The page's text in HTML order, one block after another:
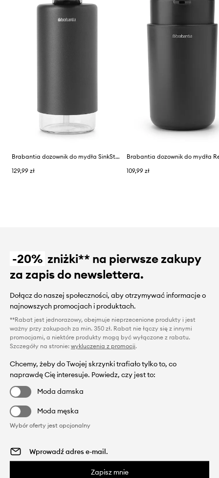
Brabantia dozownik do mydła SinkStyle 200 ml
129,99 zł
109,99 zł
-20% zniżki** na pierwsze zakupy
za zapis do newslettera.
Dołącz do naszej społeczności, aby otrzymywać informacje o
najnowszych promocjach i produktach.
**Rabat jest jednorazowy, obejmuje nieprzecenione produkty i jest
ważny przy zakupach za min. 350 zł. Rabat nie łączy się z innymi
promocjami, a niektóre produkty mogą być wyłączone z rabatu.
Szczegóły na stronie: wykluczenia z promocji.
Chcemy, żeby do Twojej skrzynki trafiało tylko to, co
naprawdę Cię interesuje. Powiedz, czy jest to:
Moda damska
Moda męska
Wybór oferty jest opcjonalny
Zapisz mnie